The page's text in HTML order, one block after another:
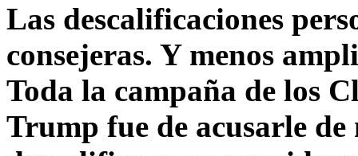
Las descalificaciones
consejeras. Y menos
Toda la campaña de los
Trump fue de acusarle